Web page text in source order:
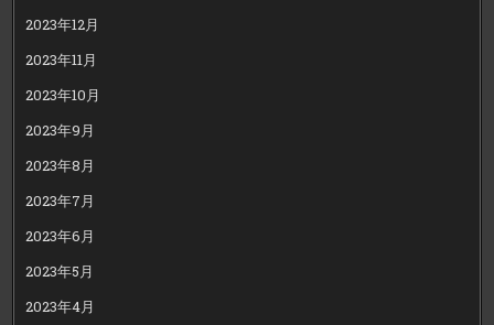
2023年12月
2023年11月
2023年10月
2023年9月
2023年8月
2023年7月
2023年6月
2023年5月
2023年4月